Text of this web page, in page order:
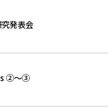
発表会
②～③